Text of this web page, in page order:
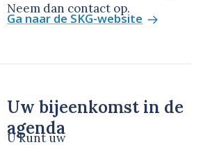
Neem dan contact op.
Ga naar de SKG-website
Uw bijeenkomst in de
agenda
U kunt uw